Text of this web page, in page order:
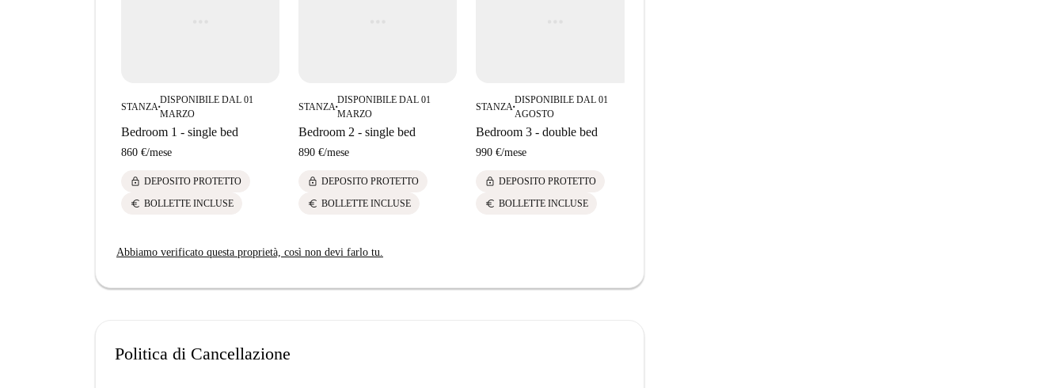
STANZA ■
DISPONIBILE DAL 01
MARZO
Bedroom 1 - single bed
860 €/mese
lock DEPOSITO PROTETTO
euro BOLLETTE INCLUSE
STANZA ■
DISPONIBILE DAL 01
MARZO
Bedroom 2 - single bed
890 €/mese
lock DEPOSITO PROTETTO
euro BOLLETTE INCLUSE
STANZA ■
DISPONIBILE DAL 01
AGOSTO
Bedroom 3 - double bed
990 €/mese
lock DEPOSITO PROTETTO
euro BOLLETTE INCLUSE
Abbiamo verificato questa proprietà, così non devi farlo tu.
Politica di Cancellazione